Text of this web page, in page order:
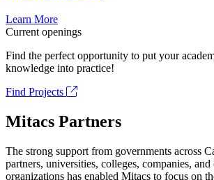
Learn More
Current openings
Find the perfect opportunity to put your
knowledge into practice!
Find Projects
Mitacs Partners
The strong support from governments across
partners, universities, colleges, companies,
organizations has enabled Mitacs to focus on